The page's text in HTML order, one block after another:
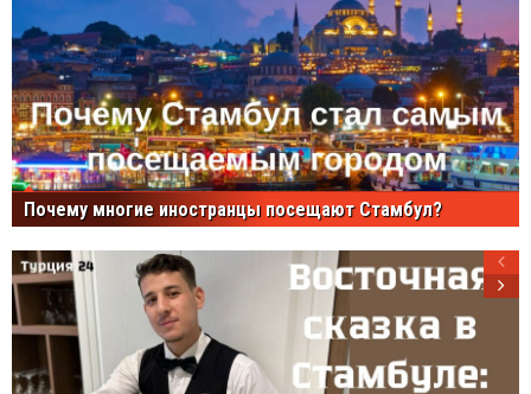
Почему многие иностранцы посещают Стамбул?